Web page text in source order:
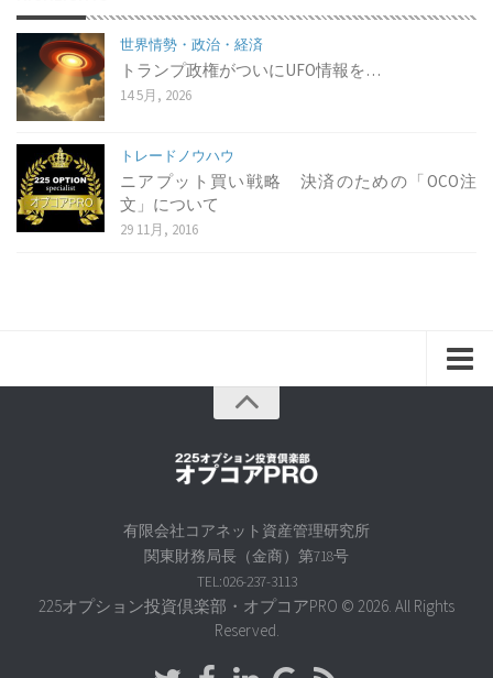
世界情勢・政治・経済
トランプ政権がついにUFO情報を…
14 5月, 2026
トレードノウハウ
ニアプット買い戦略 決済のための「OCO注
文」について
29 11月, 2016
個人情報保護方針
金融商品取引法に基づく表記
金融ADR制度への対応
有限会社コアネット資産管理研究所
関東財務局長（金商）第718号
TEL:026-237-3113
225オプション投資倶楽部・オプコアPRO © 2026. All Rights
Reserved.